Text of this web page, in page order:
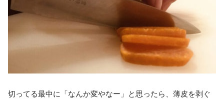
切ってる最中に「なんか変やなー」と思ったら、薄皮を剥ぐ